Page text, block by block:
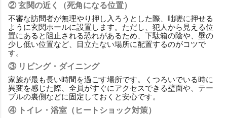
② 玄関の近く（死角になる位置）
不審な訪問者が無理やり押し入ろうとした際、咄嗟に押せる
ように玄関ホールに設置します。ただし、犯人から見える位
置にあると阻止される恐れがあるため、下駄箱の陰や、壁の
少し低い位置など、目立たない場所に配置するのがコツで
す。
③ リビング・ダイニング
家族が最も長い時間を過ごす場所です。くつろいでいる時に
異変を感じた際、全員がすぐにアクセスできる壁面や、テー
ブルの裏側などに固定しておくと安心です。
④ トイレ・浴室（ヒートショック対策）